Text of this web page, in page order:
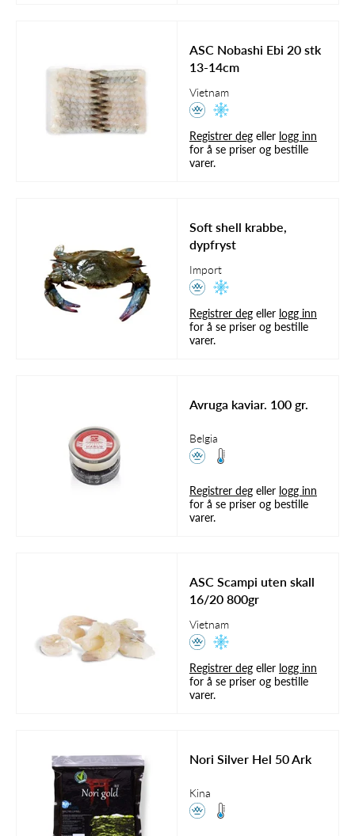
ASC Nobashi Ebi 20 stk
13-14cm
Vietnam
Registrer deg eller logg inn
for å se priser og bestille
varer.
Soft shell krabbe,
dypfryst
Import
Registrer deg eller logg inn
for å se priser og bestille
varer.
Avruga kaviar. 100 gr.
Belgia
Registrer deg eller logg inn
for å se priser og bestille
varer.
ASC Scampi uten skall
16/20 800gr
Vietnam
Registrer deg eller logg inn
for å se priser og bestille
varer.
Nori Silver Hel 50 Ark
Kina